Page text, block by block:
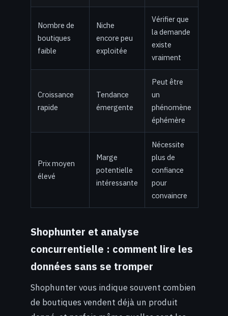
Nombre de
boutiques
faible
Niche
encore peu
exploitée
Vérifier que
la demande
existe
vraiment
Croissance
rapide
Tendance
émergente
Peut être
un
phénomène
éphémère
Prix moyen
élevé
Marge
potentielle
intéressante
Nécessite
plus de
confiance
pour
convaincre
Shophunter et analyse
concurrentielle : comment lire les
données sans se tromper
Shophunter vous indique souvent combien
de boutiques vendent déjà un produit